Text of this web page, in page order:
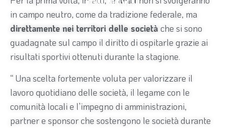
in campo neutro, come da tradizione federale, ma
direttamente nei territori delle società che si sono
guadagnate sul campo il diritto di ospitarle grazie ai
risultati sportivi ottenuti durante la stagione.
“ Una scelta fortemente voluta per valorizzare il
lavoro quotidiano delle società, il legame con le
comunità locali e l’impegno di amministrazioni,
partner e sponsor che sostengono le società durante